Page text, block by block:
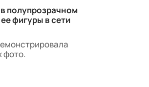
полупрозрачном
фигуры в сети
фото.